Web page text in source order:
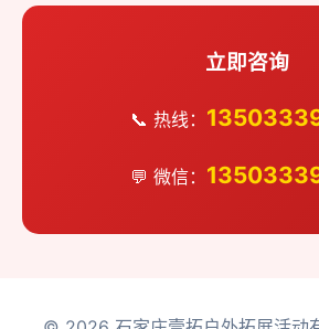
立即咨询
📞 热线：
💬 微信：